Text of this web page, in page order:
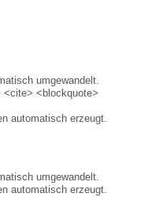
umgewandelt.
<cite> <blockquote>
automatisch erzeugt.
umgewandelt.
automatisch erzeugt.